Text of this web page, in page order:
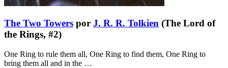
The Two Towers por J. R. R. Tolkien (The Lord of
the Rings, #2)
One Ring to rule them all, One Ring to find them, One Ring to
bring them all and in the …